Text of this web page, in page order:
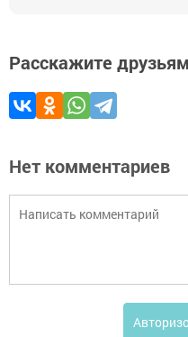
Расскажите друзьям
Нет комментариев